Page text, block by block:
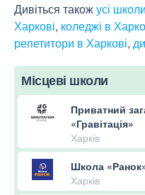
Дивіться такожусі
Харкові, коледжі в
репетитори в Харкові,
Місцеві школи
Приватний
«Гравітація»
Харків
Школа
Харків